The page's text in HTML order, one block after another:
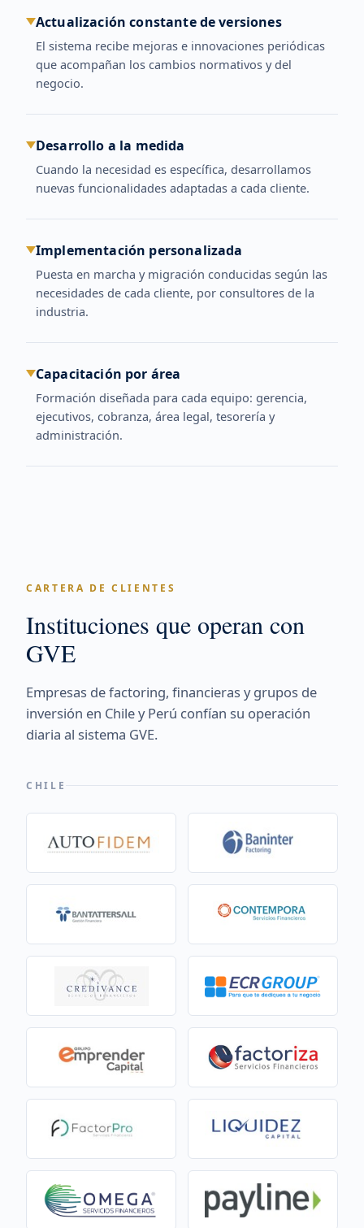
Actualización constante de versiones
El sistema recibe mejoras e innovaciones periódicas
que acompañan los cambios normativos y del
negocio.
Desarrollo a la medida
Cuando la necesidad es específica, desarrollamos
nuevas funcionalidades adaptadas a cada cliente.
Implementación personalizada
Puesta en marcha y migración conducidas según las
necesidades de cada cliente, por consultores de la
industria.
Capacitación por área
Formación diseñada para cada equipo: gerencia,
ejecutivos, cobranza, área legal, tesorería y
administración.
CARTERA DE CLIENTES
Instituciones que operan con
GVE
Empresas de factoring, financieras y grupos de
inversión en Chile y Perú confían su operación
diaria al sistema GVE.
CHILE